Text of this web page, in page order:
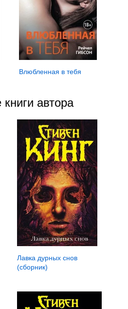
Влюбленная в тебя
книги автора
Лавка дурных снов
(сборник)